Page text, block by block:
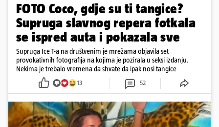
FOTO Coco, gdje su ti tangice?
Supruga slavnog repera fotkala
se ispred auta i pokazala sve
Supruga Ice T-a na društvenim je mrežama objavila set
provokativnih fotografija na kojima je pozirala u seksi izdanju.
Nekima je trebalo vremena da shvate da ipak nosi tangice
13 52